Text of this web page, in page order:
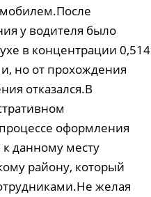
у водителя было
в концентрации 0,514
но от прохождения
отказался.В
оформления
данному месту
району, который
желая